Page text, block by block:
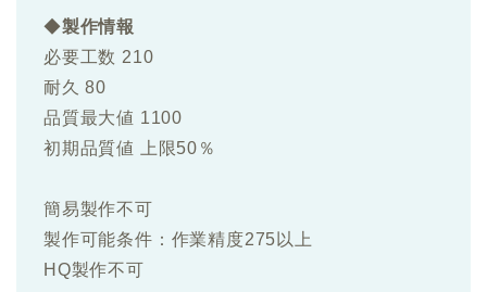
◆製作情報
必要工数 210
耐久 80
品質最大値 1100
初期品質値 上限50％
簡易製作不可
製作可能条件：作業精度275以上
HQ製作不可